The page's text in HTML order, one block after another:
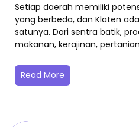
Setiap daerah memiliki
yang berbeda, dan Klaten
satunya. Dari sentra batik,
makanan, kerajinan,
Read More